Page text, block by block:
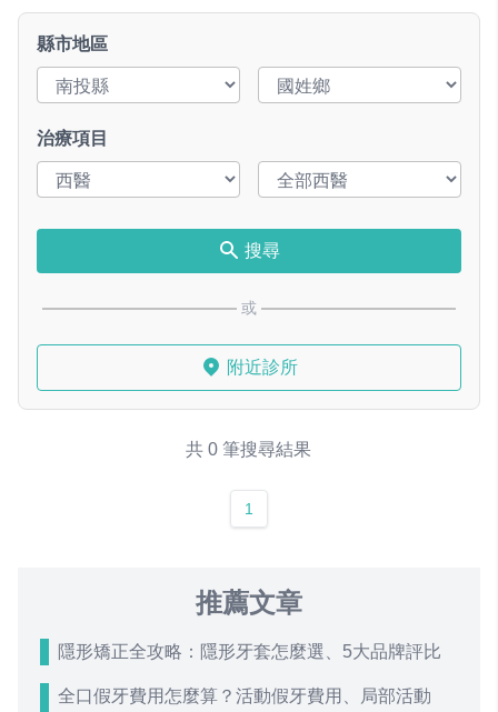
縣市地區
治療項目
搜尋
或
附近診所
共 0 筆搜尋結果
1
推薦文章
隱形矯正全攻略：隱形牙套怎麼選、5大品牌評比
全口假牙費用怎麼算？活動假牙費用、局部活動